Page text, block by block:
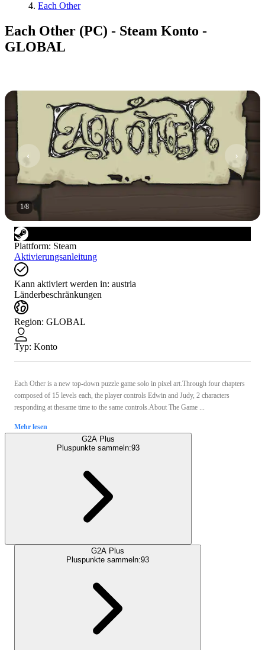
Each Other
Each Other (PC) - Steam Konto -
GLOBAL
1/8
Plattform: Steam
Aktivierungsanleitung
Kann aktiviert werden in: austria
Länderbeschränkungen
Region: GLOBAL
Typ: Konto
Each Other is a new top-down puzzle game solo in pixel art.Through four chapters
composed of 15 levels each, the player controls Edwin and Judy, 2 characters
responding at thesame time to the same controls.About The Game ...
Mehr lesen
G2A Plus
Pluspunkte sammeln:93
G2A Plus
Pluspunkte sammeln:93